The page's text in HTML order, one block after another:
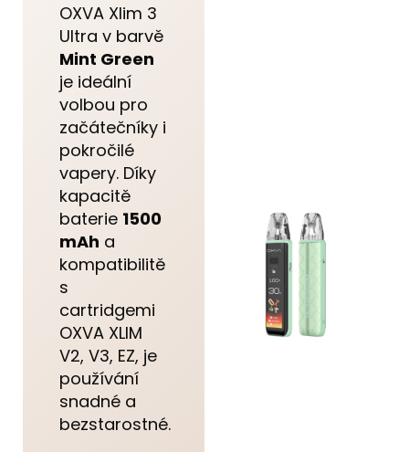
OXVA Xlim 3
Ultra v barvě
Mint Green
je ideální
volbou pro
začátečníky i
pokročilé
vapery. Díky
kapacitě
baterie 1500
mAh a
kompatibilitě
s
cartridgemi
OXVA XLIM
V2, V3, EZ, je
používání
snadné a
bezstarostné.